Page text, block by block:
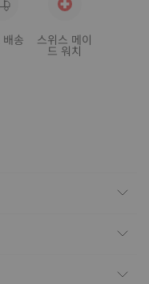
배송 스위스 메이
드 워치